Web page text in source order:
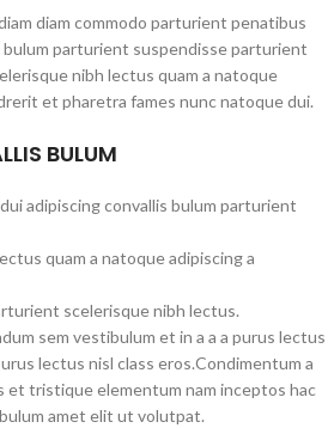
diam commodo parturient penatibus
bulum parturient suspendisse parturient
nibh lectus quam a natoque
et pharetra fames nunc natoque dui.
BULUM
adipiscing convallis bulum parturient
quam a natoque adipiscing a
scelerisque nibh lectus.
sem vestibulum et in a a a purus lectus
lectus nisl class eros.Condimentum a
et tristique elementum nam inceptos hac
amet elit ut volutpat.